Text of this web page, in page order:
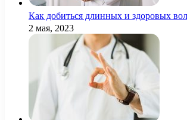
Как добиться длинных и здоровых
2 мая, 2023